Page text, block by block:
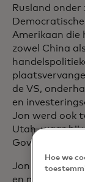
Rusland onder
Amerikaan die
zowel China
de VS,
en
Jon werd ook
Utah, waar hij
Governors
Jon was
en meest
Hoe we